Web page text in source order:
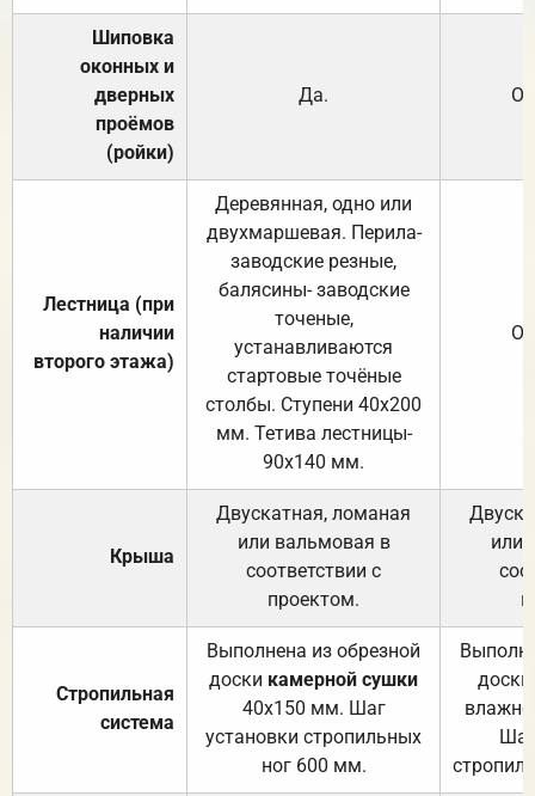
Шиповка
оконных и
дверных
проёмов
(ройки)
Да.
Лестница (при
наличии
второго этажа)
Деревянная, одно или
двухмаршевая. Перила-
заводские резные,
балясины- заводские
точеные,
устанавливаются
стартовые точёные
столбы. Ступени 40х200
мм. Тетива лестницы-
90х140 мм.
Крыша
Двускатная, ломаная
или вальмовая в
соответствии с
проектом.
или
Стропильная
система
Выполнена из обрезной
доски камерной сушки
40х150 мм. Шаг
установки стропильных
ног 600 мм.
доски